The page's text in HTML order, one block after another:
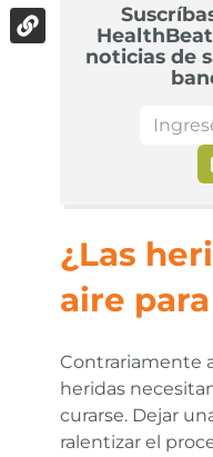
noticias de
¿Las
aire
Contrariamente
heridas
curarse. Dejar
ralentizar el